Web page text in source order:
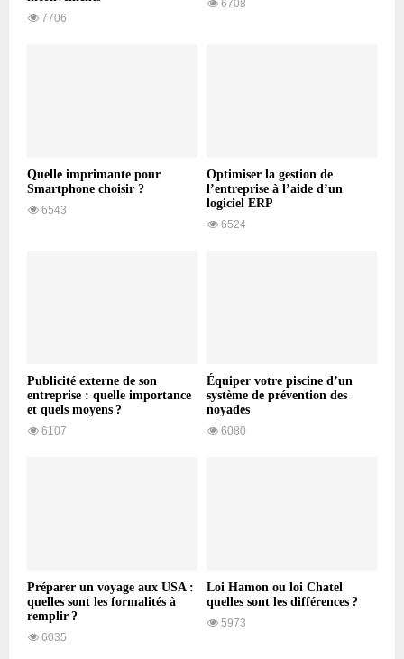
7706
6708
Quelle imprimante pour
Smartphone choisir ?
6543
Optimiser la gestion de
l’entreprise à l’aide d’un
logiciel ERP
6524
Publicité externe de son
entreprise : quelle importance
et quels moyens ?
6107
Équiper votre piscine d’un
système de prévention des
noyades
6080
Préparer un voyage aux USA :
quelles sont les formalités à
remplir ?
6035
Loi Hamon ou loi Chatel
quelles sont les différences ?
5973